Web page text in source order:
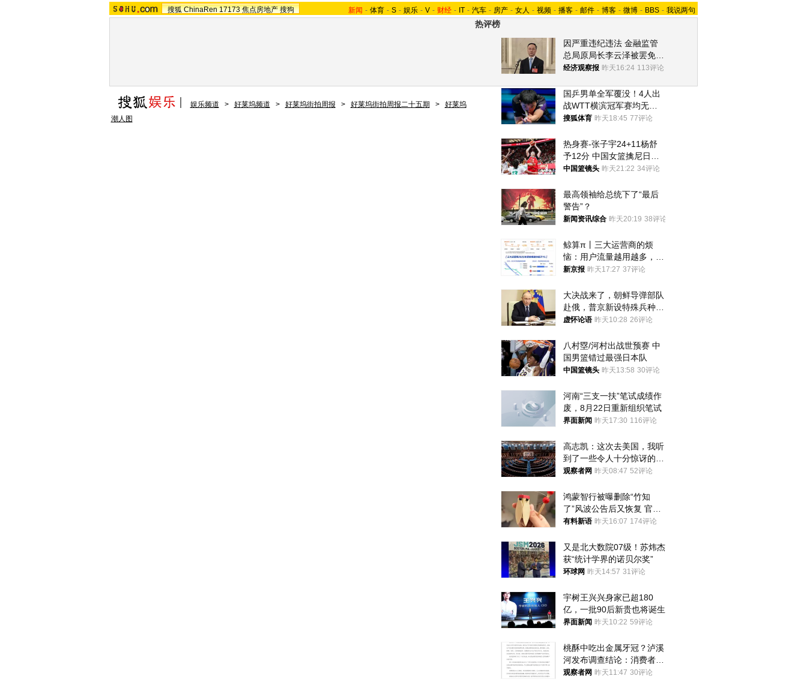
搜狐 ChinaRen 17173 焦点房地产 搜狗 新闻 - 体育 - S - 娱乐 - V - 财经 - IT - 汽车 - 房产 - 女人 - 视频 - 播客 - 邮件 - 博客 - 微博 - BBS - 我说两句
热评榜
因严重违纪违法 金融监管
总局原局长李云泽被罢免全
国人大代表
经济观察报 昨天16:24 113评论
国乒男单全军覆没！4人出
战WTT横滨冠军赛均无缘
八强
搜狐体育 昨天18:45 77评论
热身赛-张子宇24+11杨舒
予12分 中国女篮擒尼日利
亚
中国篮镜头 昨天21:22 34评论
最高领袖给总统下了“最后
警告”？
新闻资讯综合 昨天20:19 38评论
鲸算π丨三大运营商的烦
恼：用户流量越用越多，收
入却越来越少
新京报 昨天17:27 37评论
大决战来了，朝鲜导弹部队
赴俄，普京新设特殊兵种，
76岁老将扛旗
虚怀论语 昨天10:28 26评论
八村塁/河村出战世预赛 中
国男篮错过最强日本队
中国篮镜头 昨天13:58 30评论
河南“三支一扶”笔试成绩作
废，8月22日重新组织笔试
界面新闻 昨天17:30 116评论
高志凯：这次去美国，我听
到了一些令人十分惊讶的消
息
观察者网 昨天08:47 52评论
鸿蒙智行被曝删除“竹知
了”风波公告后又恢复 官媒
曾力挺：劝华为要大度的，
有料新语 昨天16:07 174评论
又是北大数院07级！苏炜杰
获“统计学界的诺贝尔奖”
环球网 昨天14:57 31评论
宇树王兴兴身家已超180
亿，一批90后新贵也将诞生
界面新闻 昨天10:22 59评论
桃酥中吃出金属牙冠？泸溪
河发布调查结论：消费者已
澄清，所发视频情况不属实
观察者网 昨天11:47 30评论
娱乐频道 > 好莱坞频道 > 好莱坞街拍周报 > 好莱坞街拍周报二十五期 >
好莱坞
潮人图